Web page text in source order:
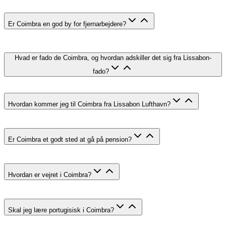
Er Coimbra en god by for fjernarbejdere?
Hvad er fado de Coimbra, og hvordan adskiller det sig fra Lissabon-
fado?
Hvordan kommer jeg til Coimbra fra Lissabon Lufthavn?
Er Coimbra et godt sted at gå på pension?
Hvordan er vejret i Coimbra?
Skal jeg lære portugisisk i Coimbra?